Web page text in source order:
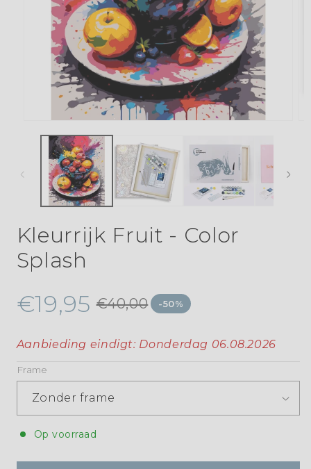
Kleurrijk Fruit - Color
Splash
€19,95 €40,00 -50%
Aanbieding eindigt: Donderdag 06.08.2026
Frame
Op voorraad